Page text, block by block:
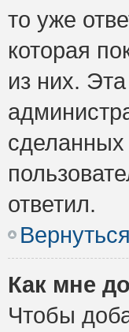
то уже
которая
из них.
ответил.
Как мне
Чтобы